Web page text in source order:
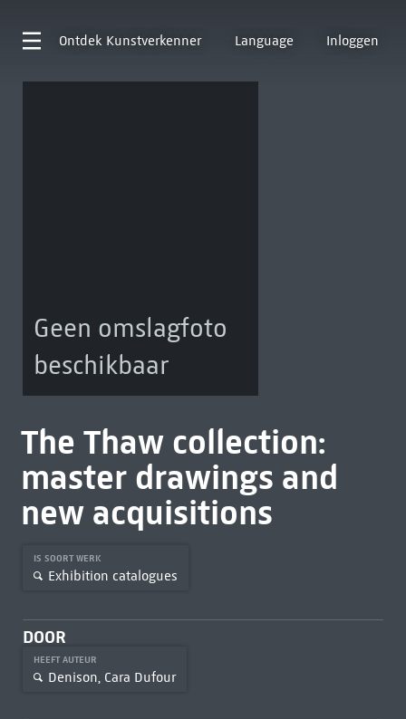
Ontdek Kunstverkenner Language Inloggen
Geen omslagfoto
beschikbaar
The Thaw collection:
master drawings and
new acquisitions
IS SOORT WERK
Exhibition catalogues
DOOR
HEEFT AUTEUR
Denison, Cara Dufour